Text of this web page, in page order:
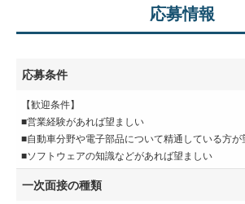
応募情報
応募条件
【歓迎条件】
■営業経験があれば望ましい
■自動車分野や電子部品について精通している方が
■ソフトウェアの知識などがあれば望ましい
一次面接の種類